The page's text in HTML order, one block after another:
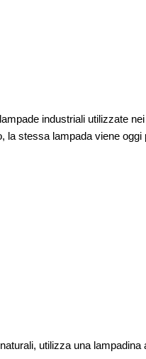
industriali utilizzate nei
la stessa lampada viene oggi
utilizza una lampadina